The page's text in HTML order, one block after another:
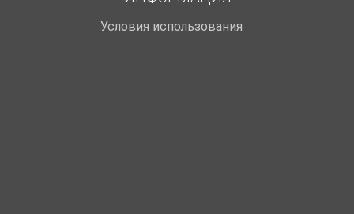
Условия использования